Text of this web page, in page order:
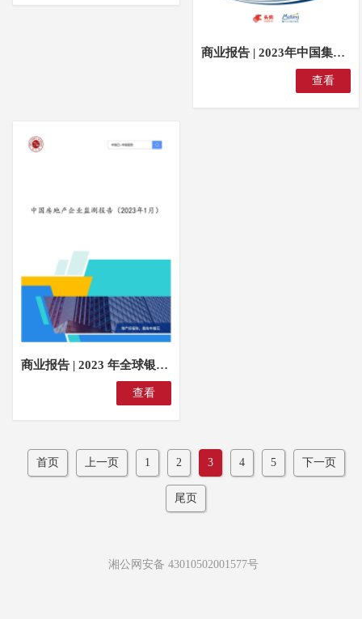
商业报告 | 2023年中国集中式长租公寓趋势洞察
查看
商业报告 | 2023 年全球银行和金融市场展望
查看
首页 上一页 1 2 3 4 5 下一页
尾页
湘公网安备 43010502001577号